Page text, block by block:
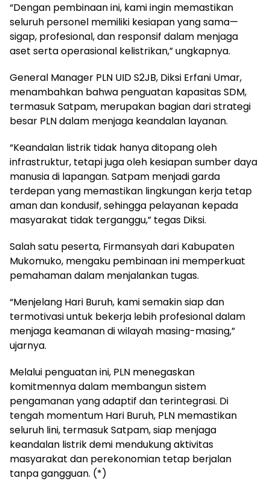
“Dengan pembinaan ini, kami ingin memastikan
seluruh personel memiliki kesiapan yang sama—
sigap, profesional, dan responsif dalam menjaga
aset serta operasional kelistrikan,” ungkapnya.
General Manager PLN UID S2JB, Diksi Erfani Umar,
menambahkan bahwa penguatan kapasitas SDM,
termasuk Satpam, merupakan bagian dari strategi
besar PLN dalam menjaga keandalan layanan.
“Keandalan listrik tidak hanya ditopang oleh
infrastruktur, tetapi juga oleh kesiapan sumber daya
manusia di lapangan. Satpam menjadi garda
terdepan yang memastikan lingkungan kerja tetap
aman dan kondusif, sehingga pelayanan kepada
masyarakat tidak terganggu,” tegas Diksi.
Salah satu peserta, Firmansyah dari Kabupaten
Mukomuko, mengaku pembinaan ini memperkuat
pemahaman dalam menjalankan tugas.
“Menjelang Hari Buruh, kami semakin siap dan
termotivasi untuk bekerja lebih profesional dalam
menjaga keamanan di wilayah masing-masing,”
ujarnya.
Melalui penguatan ini, PLN menegaskan
komitmennya dalam membangun sistem
pengamanan yang adaptif dan terintegrasi. Di
tengah momentum Hari Buruh, PLN memastikan
seluruh lini, termasuk Satpam, siap menjaga
keandalan listrik demi mendukung aktivitas
masyarakat dan perekonomian tetap berjalan
tanpa gangguan. (*)